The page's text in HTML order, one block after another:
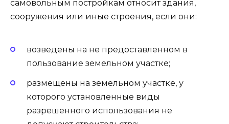
самовольным постройкам относит здания,
сооружения или иные строения, если они:
возведены на не предоставленном в
пользование земельном участке;
размещены на земельном участке, у
которого установленные виды
разрешенного использования не